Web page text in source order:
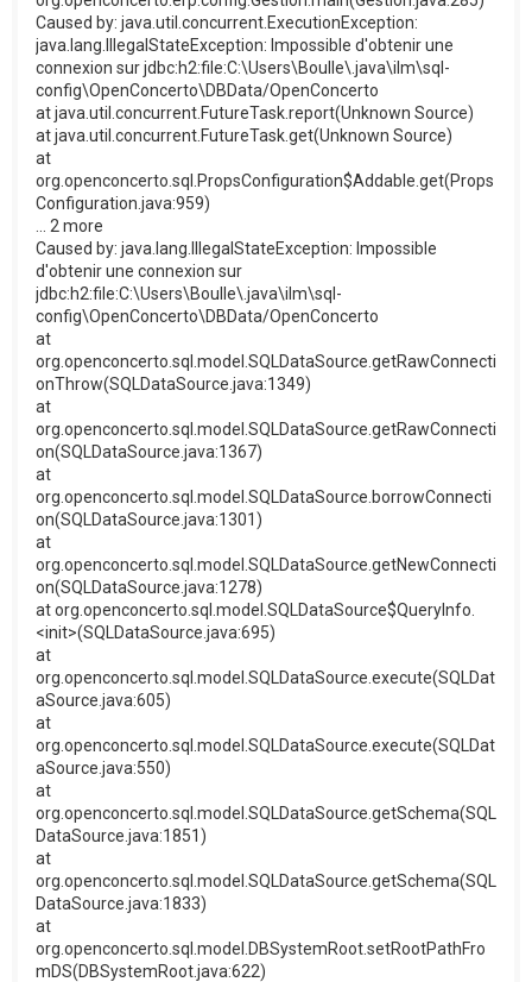
Caused by: java.util.concurrent.ExecutionException:
java.lang.IllegalStateException: Impossible d'obtenir une
connexion sur jdbc:h2:file:C:\Users\Boulle\.java\ilm\sql-
config\OpenConcerto\DBData/OpenConcerto
at java.util.concurrent.FutureTask.report(Unknown Source)
at java.util.concurrent.FutureTask.get(Unknown Source)
at
org.openconcerto.sql.PropsConfiguration$Addable.get(Props
Configuration.java:959)
... 2 more
Caused by: java.lang.IllegalStateException: Impossible
d'obtenir une connexion sur
jdbc:h2:file:C:\Users\Boulle\.java\ilm\sql-
config\OpenConcerto\DBData/OpenConcerto
at
org.openconcerto.sql.model.SQLDataSource.getRawConnecti
onThrow(SQLDataSource.java:1349)
at
org.openconcerto.sql.model.SQLDataSource.getRawConnecti
on(SQLDataSource.java:1367)
at
org.openconcerto.sql.model.SQLDataSource.borrowConnecti
on(SQLDataSource.java:1301)
at
org.openconcerto.sql.model.SQLDataSource.getNewConnecti
on(SQLDataSource.java:1278)
at org.openconcerto.sql.model.SQLDataSource$QueryInfo.
<init>(SQLDataSource.java:695)
at
org.openconcerto.sql.model.SQLDataSource.execute(SQLDat
aSource.java:605)
at
org.openconcerto.sql.model.SQLDataSource.execute(SQLDat
aSource.java:550)
at
org.openconcerto.sql.model.SQLDataSource.getSchema(SQL
DataSource.java:1851)
at
org.openconcerto.sql.model.SQLDataSource.getSchema(SQL
DataSource.java:1833)
at
org.openconcerto.sql.model.DBSystemRoot.setRootPathFro
mDS(DBSystemRoot.java:622)